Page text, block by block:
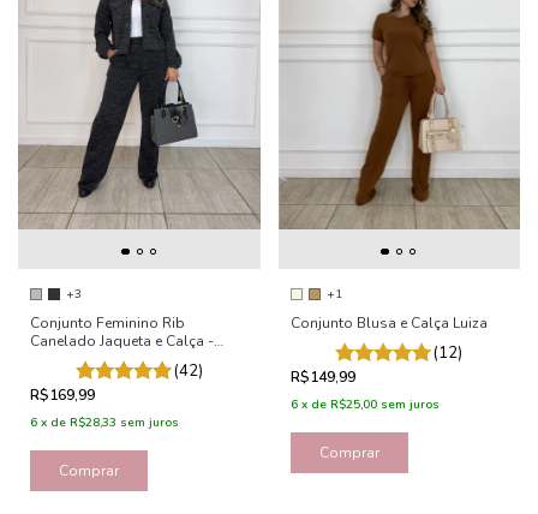
+3
Conjunto Feminino Rib
Canelado Jaqueta e Calça -
(42)
R$169,99
6 x de R$28,33 sem juros
Comprar
+1
Conjunto Blusa e Calça Luiza
(12)
R$149,99
6 x de R$25,00 sem juros
Comprar